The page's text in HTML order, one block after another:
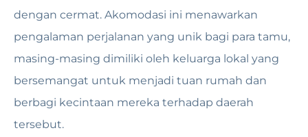
dengan cermat. Akomodasi ini menawarkan
pengalaman perjalanan yang unik bagi para tamu,
masing-masing dimiliki oleh keluarga lokal yang
bersemangat untuk menjadi tuan rumah dan
berbagi kecintaan mereka terhadap daerah
tersebut.